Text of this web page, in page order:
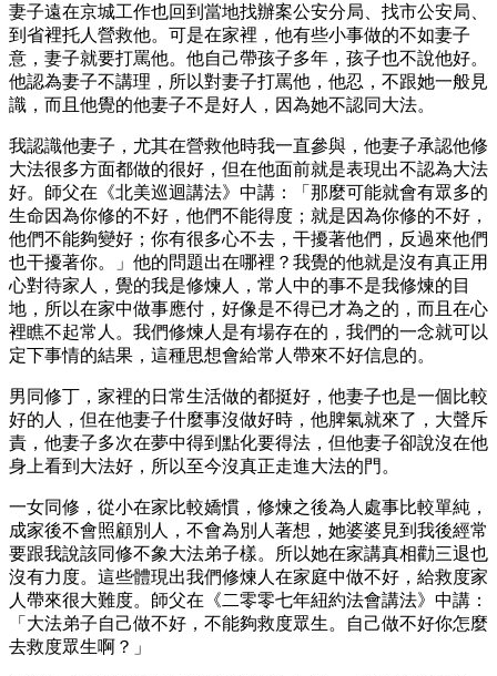
妻子遠在京城工作也回到當地找辦案公安分局、找市公安局、
到省裡托人營救他。可是在家裡，他有些小事做的不如妻子
意，妻子就要打罵他。他自己帶孩子多年，孩子也不說他好。
他認為妻子不講理，所以對妻子打罵他，他忍，不跟她一般見
識，而且他覺的他妻子不是好人，因為她不認同大法。
我認識他妻子，尤其在營救他時我一直參與，他妻子承認他修
大法很多方面都做的很好，但在他面前就是表現出不認為大法
好。師父在《北美巡迴講法》中講：「那麼可能就會有眾多的
生命因為你修的不好，他們不能得度；就是因為你修的不好，
他們不能夠變好；你有很多心不去，干擾著他們，反過來他們
也干擾著你。」他的問題出在哪裡？我覺的他就是沒有真正用
心對待家人，覺的我是修煉人，常人中的事不是我修煉的目
地，所以在家中做事應付，好像是不得已才為之的，而且在心
裡瞧不起常人。我們修煉人是有場存在的，我們的一念就可以
定下事情的結果，這種思想會給常人帶來不好信息的。
男同修丁，家裡的日常生活做的都挺好，他妻子也是一個比較
好的人，但在他妻子什麼事沒做好時，他脾氣就來了，大聲斥
責，他妻子多次在夢中得到點化要得法，但他妻子卻說沒在他
身上看到大法好，所以至今沒真正走進大法的門。
一女同修，從小在家比較嬌慣，修煉之後為人處事比較單純，
成家後不會照顧別人，不會為別人著想，她婆婆見到我後經常
要跟我說該同修不象大法弟子樣。所以她在家講真相勸三退也
沒有力度。這些體現出我們修煉人在家庭中做不好，給救度家
人帶來很大難度。師父在《二零零七年紐約法會講法》中講：
「大法弟子自己做不好，不能夠救度眾生。自己做不好你怎麼
去救度眾生啊？」